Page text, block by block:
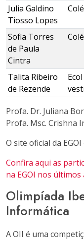
Julia Galdino
Tiosso Lopes
Sofia Torres
de Paula
Cintra
Talita Ribeiro
de Rezende
Profa. Dr. Juliana
Profa. Msc. Crishna
O site oficial da EGOI
Confira aqui as
na EGOI nos últimos
Olimpíada
Informática
A OII é uma